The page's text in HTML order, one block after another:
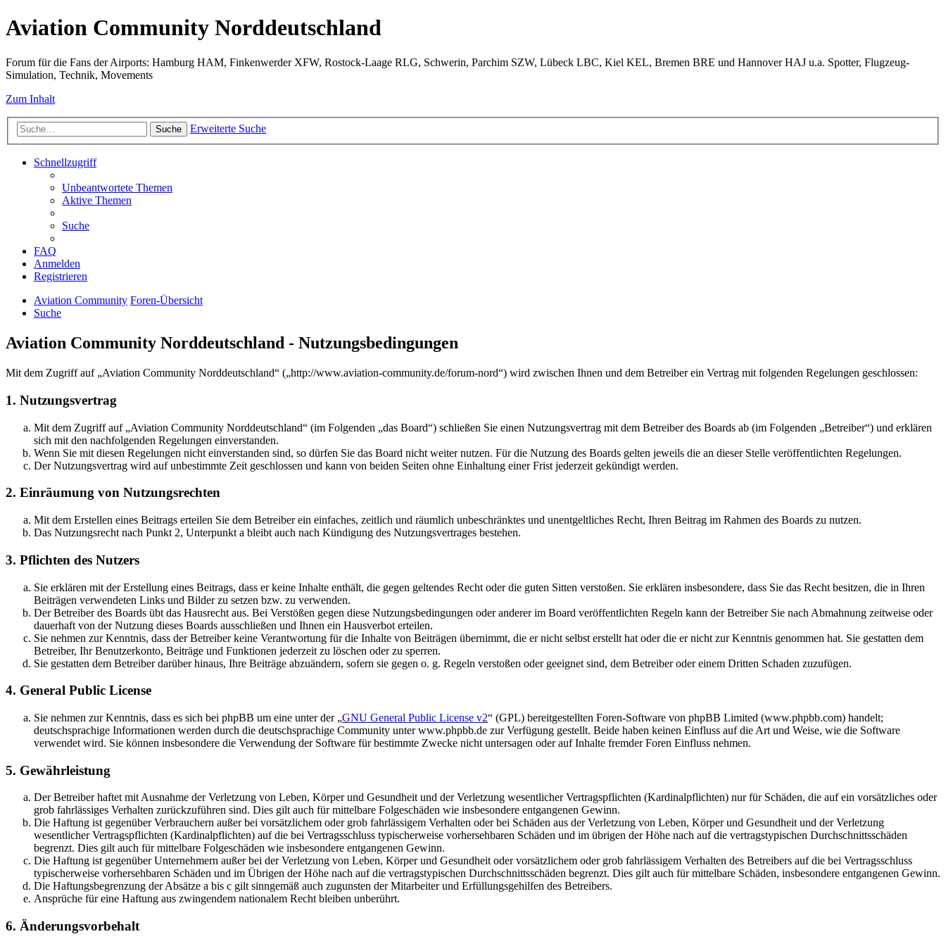
Aviation Community Norddeutschland
Forum für die Fans der Airports: Hamburg HAM, Finkenwerder XFW, Rostock-Laage RLG, Schwerin, Parchim SZW, Lübeck LBC, Kiel KEL, Bremen BRE und Hannover HAJ u.a. Spotter, Flugzeug-
Simulation, Technik, Movements
Zum Inhalt
Suche Erweiterte Suche
Schnellzugriff
Unbeantwortete Themen
Aktive Themen
Suche
FAQ
Anmelden
Registrieren
Aviation Community Foren-Übersicht
Suche
Aviation Community Norddeutschland - Nutzungsbedingungen
Mit dem Zugriff auf „Aviation Community Norddeutschland“ („http://www.aviation-community.de/forum-nord“) wird zwischen Ihnen und dem Betreiber ein Vertrag mit folgenden Regelungen geschlossen:
1. Nutzungsvertrag
Mit dem Zugriff auf „Aviation Community Norddeutschland“ (im Folgenden „das Board“) schließen Sie einen Nutzungsvertrag mit dem Betreiber des Boards ab (im Folgenden „Betreiber“) und erklären
sich mit den nachfolgenden Regelungen einverstanden.
Wenn Sie mit diesen Regelungen nicht einverstanden sind, so dürfen Sie das Board nicht weiter nutzen. Für die Nutzung des Boards gelten jeweils die an dieser Stelle veröffentlichten Regelungen.
Der Nutzungsvertrag wird auf unbestimmte Zeit geschlossen und kann von beiden Seiten ohne Einhaltung einer Frist jederzeit gekündigt werden.
2. Einräumung von Nutzungsrechten
Mit dem Erstellen eines Beitrags erteilen Sie dem Betreiber ein einfaches, zeitlich und räumlich unbeschränktes und unentgeltliches Recht, Ihren Beitrag im Rahmen des Boards zu nutzen.
Das Nutzungsrecht nach Punkt 2, Unterpunkt a bleibt auch nach Kündigung des Nutzungsvertrages bestehen.
3. Pflichten des Nutzers
Sie erklären mit der Erstellung eines Beitrags, dass er keine Inhalte enthält, die gegen geltendes Recht oder die guten Sitten verstoßen. Sie erklären insbesondere, dass Sie das Recht besitzen, die in Ihren
Beiträgen verwendeten Links und Bilder zu setzen bzw. zu verwenden.
Der Betreiber des Boards übt das Hausrecht aus. Bei Verstößen gegen diese Nutzungsbedingungen oder anderer im Board veröffentlichten Regeln kann der Betreiber Sie nach Abmahnung zeitweise oder
dauerhaft von der Nutzung dieses Boards ausschließen und Ihnen ein Hausverbot erteilen.
Sie nehmen zur Kenntnis, dass der Betreiber keine Verantwortung für die Inhalte von Beiträgen übernimmt, die er nicht selbst erstellt hat oder die er nicht zur Kenntnis genommen hat. Sie gestatten dem
Betreiber, Ihr Benutzerkonto, Beiträge und Funktionen jederzeit zu löschen oder zu sperren.
Sie gestatten dem Betreiber darüber hinaus, Ihre Beiträge abzuändern, sofern sie gegen o. g. Regeln verstoßen oder geeignet sind, dem Betreiber oder einem Dritten Schaden zuzufügen.
4. General Public License
Sie nehmen zur Kenntnis, dass es sich bei phpBB um eine unter der „GNU General Public License v2“ (GPL) bereitgestellten Foren-Software von phpBB Limited (www.phpbb.com) handelt;
deutschsprachige Informationen werden durch die deutschsprachige Community unter www.phpbb.de zur Verfügung gestellt. Beide haben keinen Einfluss auf die Art und Weise, wie die Software
verwendet wird. Sie können insbesondere die Verwendung der Software für bestimmte Zwecke nicht untersagen oder auf Inhalte fremder Foren Einfluss nehmen.
5. Gewährleistung
Der Betreiber haftet mit Ausnahme der Verletzung von Leben, Körper und Gesundheit und der Verletzung wesentlicher Vertragspflichten (Kardinalpflichten) nur für Schäden, die auf ein vorsätzliches oder
grob fahrlässiges Verhalten zurückzuführen sind. Dies gilt auch für mittelbare Folgeschäden wie insbesondere entgangenen Gewinn.
Die Haftung ist gegenüber Verbrauchern außer bei vorsätzlichem oder grob fahrlässigem Verhalten oder bei Schäden aus der Verletzung von Leben, Körper und Gesundheit und der Verletzung
wesentlicher Vertragspflichten (Kardinalpflichten) auf die bei Vertragsschluss typischerweise vorhersehbaren Schäden und im übrigen der Höhe nach auf die vertragstypischen Durchschnittsschäden
begrenzt. Dies gilt auch für mittelbare Folgeschäden wie insbesondere entgangenen Gewinn.
Die Haftung ist gegenüber Unternehmern außer bei der Verletzung von Leben, Körper und Gesundheit oder vorsätzlichem oder grob fahrlässigem Verhalten des Betreibers auf die bei Vertragsschluss
typischerweise vorhersehbaren Schäden und im Übrigen der Höhe nach auf die vertragstypischen Durchschnittsschäden begrenzt. Dies gilt auch für mittelbare Schäden, insbesondere entgangenen Gewinn.
Die Haftungsbegrenzung der Absätze a bis c gilt sinngemäß auch zugunsten der Mitarbeiter und Erfüllungsgehilfen des Betreibers.
Ansprüche für eine Haftung aus zwingendem nationalem Recht bleiben unberührt.
6. Änderungsvorbehalt